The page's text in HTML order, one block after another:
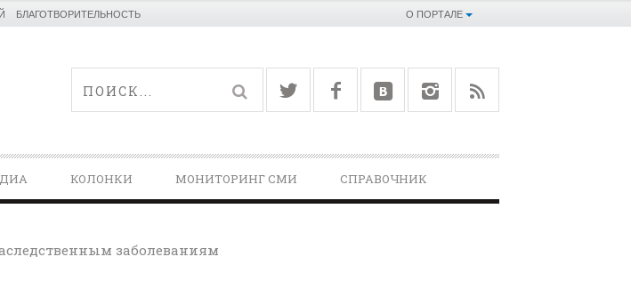
О ПОРТАЛЕ
БЛАГОТВОРИТЕЛЬНОСТЬ
КОЛОНКИ МОНИТОРИНГ СМИ СПРАВОЧНИК­
заболеваниям